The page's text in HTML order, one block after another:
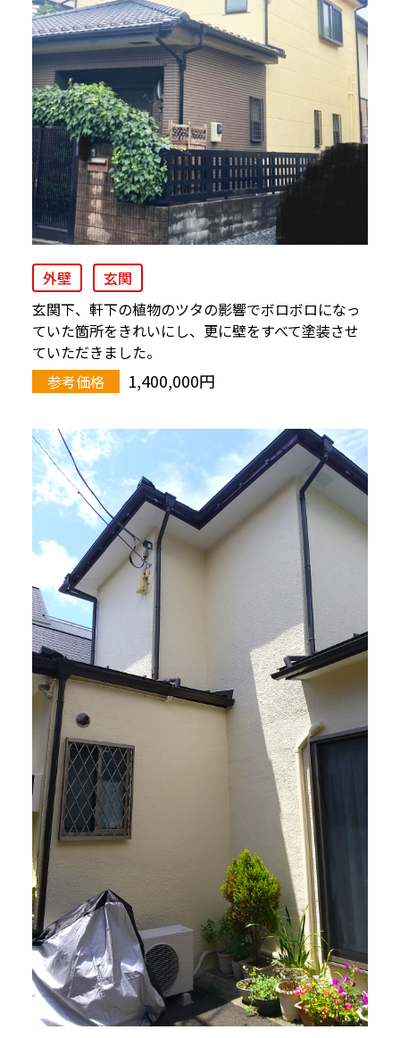
外壁
玄関
玄関下、軒下の植物のツタの影響でボロボロになっ
ていた箇所をきれいにし、更に壁をすべて塗装させ
ていただきました。
参考価格
1,400,000円